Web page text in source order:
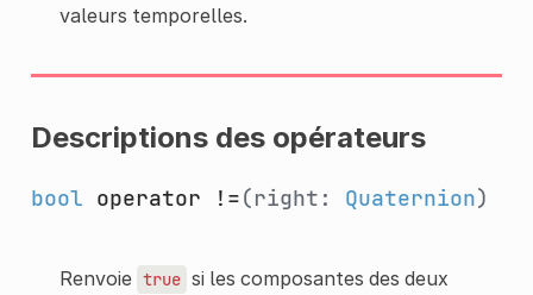
valeurs temporelles.
Descriptions des opérateurs
bool operator !=(right: Quaternion)
Renvoie true si les composantes des deux